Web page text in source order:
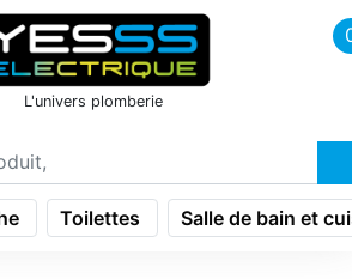
L'univers plomberie
Toilettes Salle de bain et